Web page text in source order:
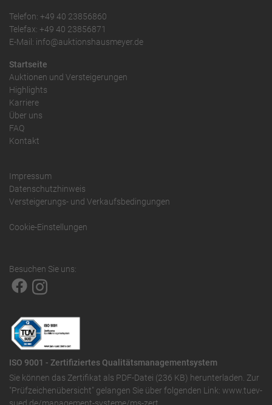
Telefon: +49 40 23856860
Telefax: +49 40 23856871
E-Mail: info@auktionshausmeyer.de
Startseite
Auktionen und Versteigerungen
Highlights
Karriere
Über uns
FAQ
Kontakt
Impressum
Datenschutzhinweis
Versteigerungs- und Verkaufsbedingungen
Cookie-Einstellungen
Besuchen Sie uns:
ISO 9001 - Zertifiziertes Qualitätsmanagementsystem
Sie können das Zertifikat als PDF-Datei (236 KB) herunterladen. Zur
"Prüfzeichenübersicht" gelangen Sie über folgenden Link: www.tuev-